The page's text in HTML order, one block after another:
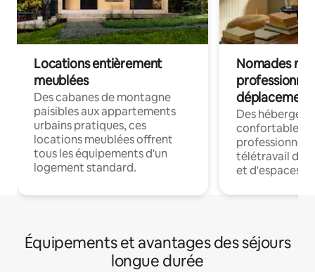
Locations entièrement
meublées
Des cabanes de montagne
paisibles aux appartements
urbains pratiques, ces
locations meublées offrent
tous les équipements d'un
logement standard.
Nomades
déplacement
Des
confortables
professionnels
télétravail
et d'espaces
Équipements et avantages des séjours
longue durée